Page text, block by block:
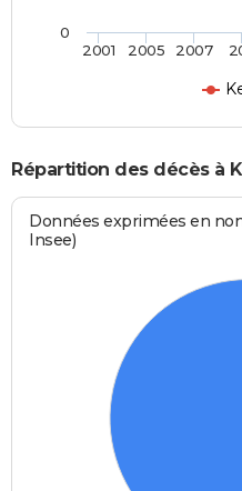
2001 2005 2007
0
Répartition des décès à
Données exprimées en
Insee)